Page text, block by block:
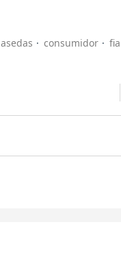
asedas consumidor